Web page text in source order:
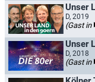
Unser
D, 2019
(Gast in
Unser
D, 2018
(Gast in